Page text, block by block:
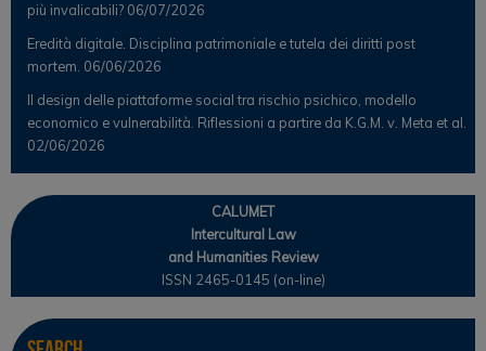
più invalicabili? 06/07/2026
Eredità digitale. Disciplina patrimoniale e tutela dei diritti post
mortem. 06/06/2026
Il design delle piattaforme social tra rischio psichico, modello
economico e vulnerabilità. Riflessioni a partire da K.G.M. v. Meta et al.
02/06/2026
CALUMET
Intercultural Law
and Humanities Review
ISSN 2465-0145 (on-line)